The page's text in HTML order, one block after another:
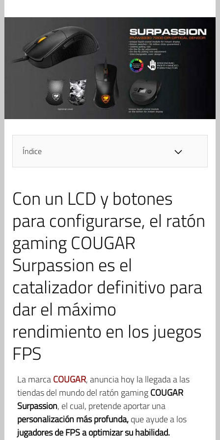
Índice
Con un LCD y botones
para configurarse, el ratón
gaming COUGAR
Surpassion es el
catalizador definitivo para
dar el máximo
rendimiento en los juegos
FPS
La marcaCOUGAR, anuncia hoy la llegada a las
tiendas del mundo del ratón gamingCOUGAR
Surpassion, el cual, pretende aportar una
personalización más profunda,que ayude a los
jugadores de FPS a optimizar su habilidad.